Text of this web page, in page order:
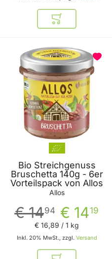
In den
Bio Streichgenuss
Bruschetta 140g - 6er
Vorteilspack von Allos
Allos
€ 1419
€ 1494
Inkl. 20% MwSt., zzgl. Versand
€ 16,89 / 1 kg